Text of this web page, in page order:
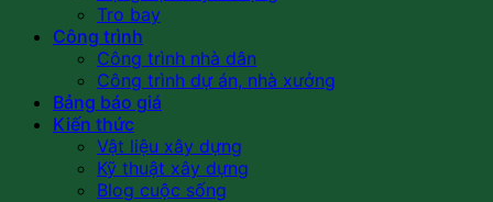
Tro bay
Công trình
Công trình nhà dân
Công trình dự án, nhà xưởng
Bảng báo giá
Kiến thức
Vật liệu xây dựng
Kỹ thuật xây dựng
Blog cuộc sống